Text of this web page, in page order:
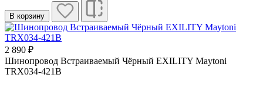
В корзину
2 890 ₽
Шинопровод Встраиваемый Чёрный EXILITY Maytoni
TRX034-421B